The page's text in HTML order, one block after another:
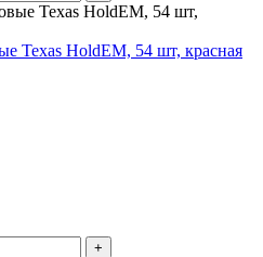
Texas HoldEM, 54 шт, красная
+